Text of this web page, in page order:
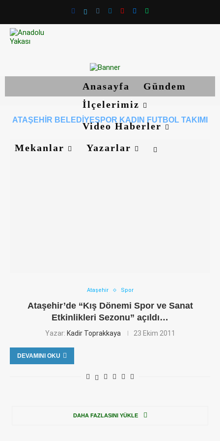
Anasayfa
Gündem
İlçelerimiz
Video Haberler
Mekanlar
Yazarlar
ATAŞEHIR BELEDIYESPOR KADIN FUTBOL TAKIMI
Ataşehir Spor
Ataşehir’de “Kış Dönemi Spor ve Sanat
Etkinlikleri Sezonu” açıldı…
Yazar: Kadir Toprakkaya 23 Ekim 2011
DEVAMINI OKU
DAHA FAZLASINI YÜKLE